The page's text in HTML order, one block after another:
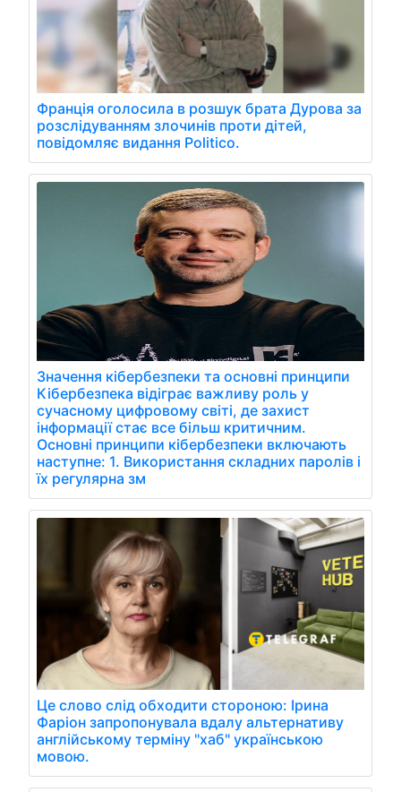
Франція оголосила в розшук брата Дурова за
розслідуванням злочинів проти дітей,
повідомляє видання Politico.
Значення кібербезпеки та основні принципи
Кібербезпека відіграє важливу роль у
сучасному цифровому світі, де захист
інформації стає все більш критичним.
Основні принципи кібербезпеки включають
наступне: 1. Використання складних паролів і
їх регулярна зм
Це слово слід обходити стороною: Ірина
Фаріон запропонувала вдалу альтернативу
англійському терміну "хаб" українською
мовою.